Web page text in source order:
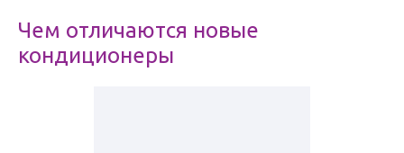
Чем отличаются новые
кондиционеры